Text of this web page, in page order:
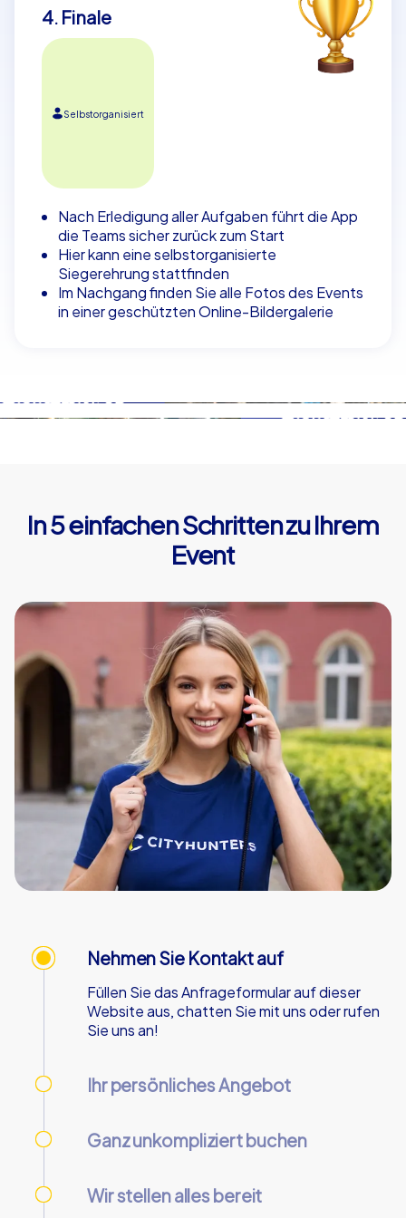
4. Finale
Selbstorganisiert
Nach Erledigung aller Aufgaben führt die App
die Teams sicher zurück zum Start
Hier kann eine selbstorganisierte
Siegerehrung stattfinden
Im Nachgang finden Sie alle Fotos des Events
in einer geschützten Online-Bildergalerie
In 5 einfachen Schritten zu Ihrem
Event
Nehmen Sie Kontakt auf
Füllen Sie das Anfrageformular auf dieser
Website aus, chatten Sie mit uns oder rufen
Sie uns an!
Ihr persönliches Angebot
Ganz unkompliziert buchen
Wir stellen alles bereit